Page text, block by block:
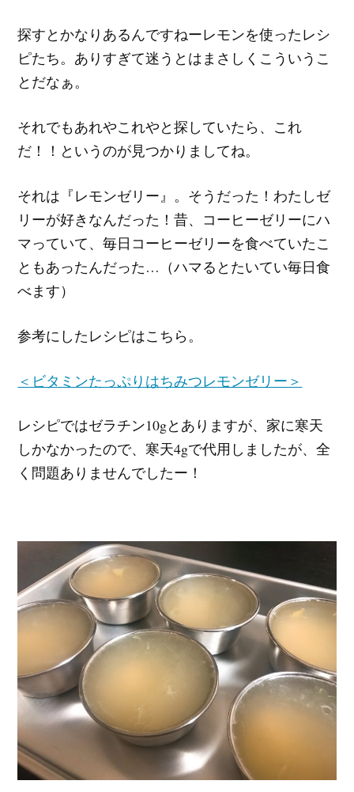
探すとかなりあるんですねーレモンを使ったレシ
ピたち。ありすぎて迷うとはまさしくこういうこ
とだなぁ。
それでもあれやこれやと探していたら、これ
だ！！というのが見つかりましてね。
それは『レモンゼリー』。そうだった！わたしゼ
リーが好きなんだった！昔、コーヒーゼリーにハ
マっていて、毎日コーヒーゼリーを食べていたこ
ともあったんだった…（ハマるとたいてい毎日食
べます）
参考にしたレシピはこちら。
＜ビタミンたっぷりはちみつレモンゼリー＞
レシピではゼラチン10gとありますが、家に寒天
しかなかったので、寒天4gで代用しましたが、全
く問題ありませんでしたー！